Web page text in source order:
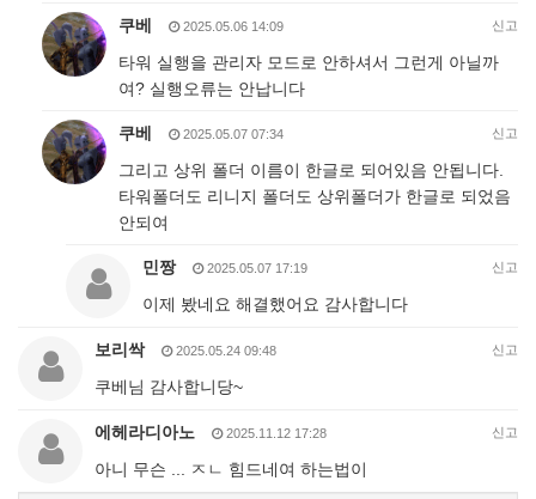
쿠베 2025.05.06 14:09 신고
타워 실행을 관리자 모드로 안하셔서 그런게 아닐까
여? 실행오류는 안납니다
쿠베 2025.05.07 07:34 신고
그리고 상위 폴더 이름이 한글로 되어있음 안됩니다.
타워폴더도 리니지 폴더도 상위폴더가 한글로 되었음
안되여
민짱 2025.05.07 17:19 신고
이제 봤네요 해결했어요 감사합니다
보리싹 2025.05.24 09:48 신고
쿠베님 감사합니당~
에헤라디아노 2025.11.12 17:28 신고
아니 무슨 ... ㅈㄴ 힘드네여 하는법이